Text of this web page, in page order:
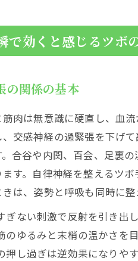
で効くと感じるツボ
の関係の基本
肉は無意識に硬直し、血
交感神経の過緊張を下げ
合谷や内関、百会、足裏
す。自律神経を整えるツ
は、姿勢と呼吸も同時に整
ぎない刺激で反射を引き出
のゆるみと末梢の温かさを
押し過ぎは逆効果になりや